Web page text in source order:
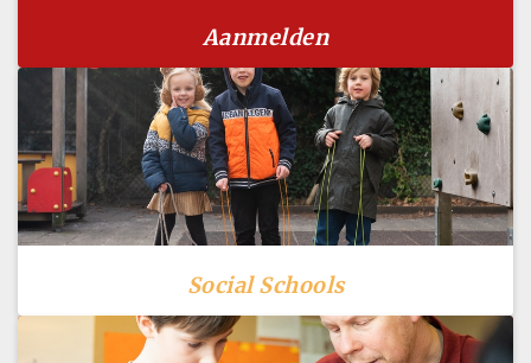
Aanmelden
Social Schools